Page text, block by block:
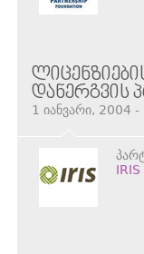
ᲓᲐᲜᲔᲠᲒᲕᲘᲡ
1 იანვარი, 2004 -